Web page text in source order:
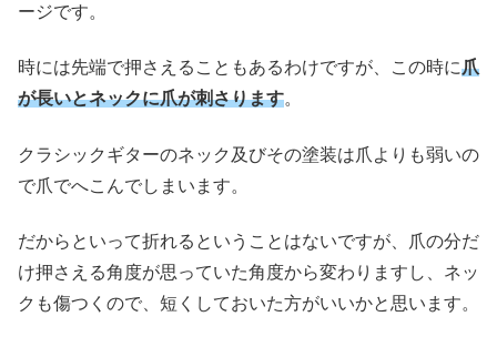
ージです。
時には先端で押さえることもあるわけですが、この時に爪
が長いとネックに爪が刺さります。
クラシックギターのネック及びその塗装は爪よりも弱いの
で爪でへこんでしまいます。
だからといって折れるということはないですが、爪の分だ
け押さえる角度が思っていた角度から変わりますし、ネッ
クも傷つくので、短くしておいた方がいいかと思います。